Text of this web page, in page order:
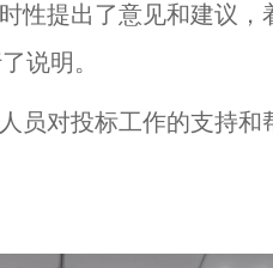
性提出了意见和建议
说明。
员对投标工作的支持